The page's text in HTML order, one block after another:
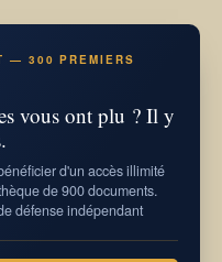
— 300 PREMIERS
vous ont plu ? Il y
d'un accès illimité
de 900 documents.
défense indépendant